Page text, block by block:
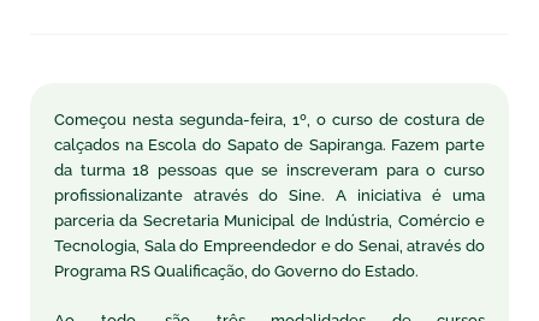
Começou nesta segunda-feira, 1º, o curso de costura de
calçados na Escola do Sapato de Sapiranga. Fazem parte
da turma 18 pessoas que se inscreveram para o curso
profissionalizante através do Sine. A iniciativa é uma
parceria da Secretaria Municipal de Indústria, Comércio e
Tecnologia, Sala do Empreendedor e do Senai, através do
Programa RS Qualificação, do Governo do Estado.